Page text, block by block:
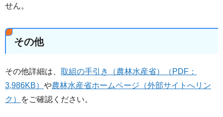
せん。
その他
その他詳細は、 取組の手引き（農林水産省）（PDF：
3,986KB） や農林水産省ホームページ（外部サイトへリン
ク）
をご確認ください。